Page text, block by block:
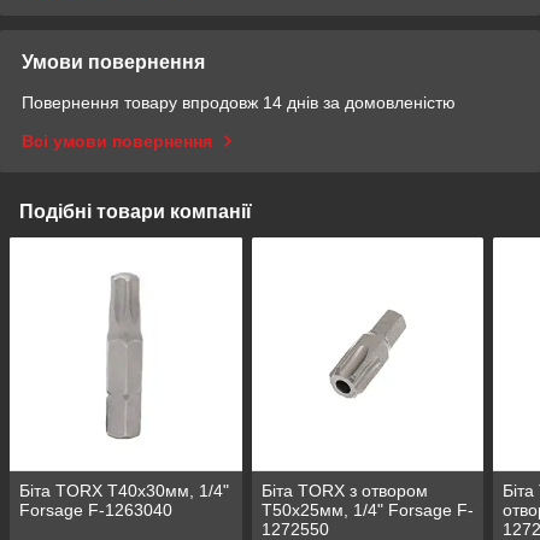
Умови повернення
Повернення товару впродовж 14 днів за домовленістю
Всі умови повернення
Подібні товари компанії
Біта TORX T40х30мм, 1/4"
Forsage F-1263040
Біта TORX з отвором
T50х25мм, 1/4" Forsage F-
1272550